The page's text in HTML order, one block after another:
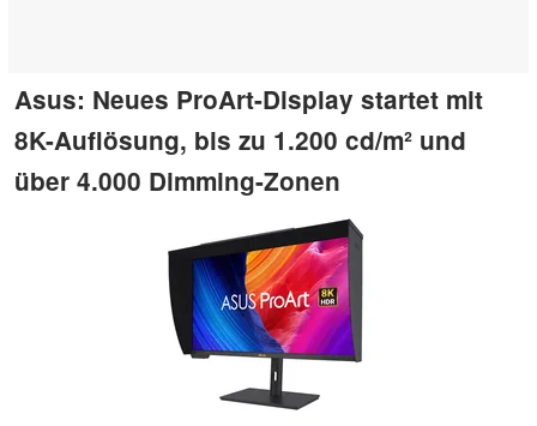
Asus: Neues ProArt-Display startet mit
8K-Auflösung, bis zu 1.200 cd/m² und
über 4.000 Dimming-Zonen